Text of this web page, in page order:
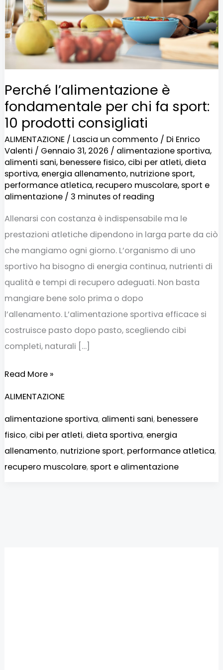
Perché l’alimentazione è
fondamentale per chi fa sport:
10 prodotti consigliati
ALIMENTAZIONE/ Lascia un commento / Di Enrico
Valenti / Gennaio 31, 2026 / alimentazione sportiva,
alimenti sani, benessere fisico, cibi per atleti, dieta
sportiva, energia allenamento, nutrizione sport,
performance atletica, recupero muscolare, sport e
alimentazione/ 3 minutes of reading
Allenarsi con costanza è indispensabile ma le
prestazioni atletiche dipendono in larga parte da ciò
che mangiamo ogni giorno. L’organismo di uno
sportivo ha bisogno di energia continua, nutrienti di
qualità e tempi di recupero adeguati. Non basta
mangiare bene solo prima o dopo
l’allenamento. L’alimentazione sportiva efficace si
costruisce pasto dopo pasto, scegliendo cibi
completi, naturali […]
chi
fa
sport:
consigliati
Read More »
ALIMENTAZIONE
alimentazione sportiva, alimenti sani, benessere
fisico, cibi per atleti, dieta sportiva, energia
allenamento, nutrizione sport, performance atletica,
recupero muscolare, sport e alimentazione